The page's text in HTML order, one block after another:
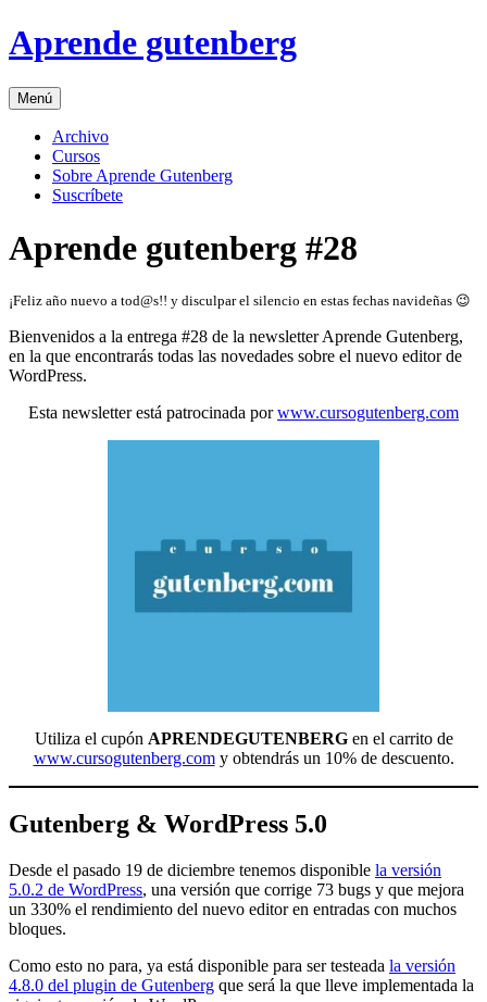
Skip
to
Aprende gutenberg
Menú
Archivo
Cursos
Sobre Aprende Gutenberg
Suscríbete
Aprende gutenberg #28
¡Feliz año nuevo a tod@s!! y disculpar el silencio en estas fechas navideñas 😉
Bienvenidos a la entrega #28 de la newsletter Aprende Gutenberg,
en la que encontrarás todas las novedades sobre el nuevo editor de
WordPress.
Esta newsletter está patrocinada porwww.cursogutenberg.com
Utiliza el cupón APRENDEGUTENBERGen el carrito de
www.cursogutenberg.comy obtendrás un 10% de descuento.
Gutenberg & WordPress 5.0
Desde el pasado 19 de diciembre tenemos disponible la versión
5.0.2 de WordPress, una versión que corrige 73 bugs y que mejora
un 330% el rendimiento del nuevo editor en entradas con muchos
bloques.
Como esto no para, ya está disponible para ser testeada la versión
4.8.0 del plugin de Gutenberg que será la que lleve implementada la